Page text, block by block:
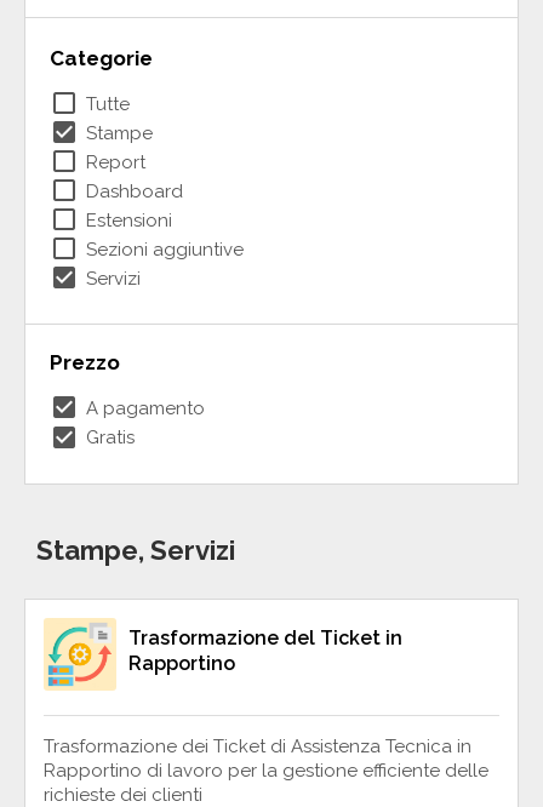
Categorie
check_box_outline_blank Tutte
check_box Stampe
check_box_outline_blank Report
check_box_outline_blank Dashboard
check_box_outline_blank Estensioni
check_box_outline_blank Sezioni aggiuntive
check_box Servizi
Prezzo
check_box A pagamento
check_box Gratis
Stampe, Servizi
Trasformazione del Ticket in
Rapportino
Trasformazione dei Ticket di Assistenza Tecnica in
Rapportino di lavoro per la gestione efficiente delle
richieste dei clienti